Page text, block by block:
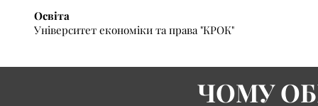
Освіта
Університет економіки та права "КРОК"
ЧОМУ